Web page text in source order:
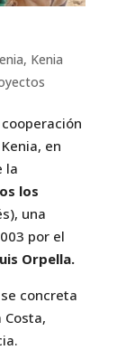
, Kenia
en
la
los
una
por el
Orpella.
concreta